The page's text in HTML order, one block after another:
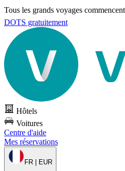
Tous les grands voyages
DOTS gratuitement
Hôtels
Voitures
Centre d'aide
Mes réservations
FR | EUR